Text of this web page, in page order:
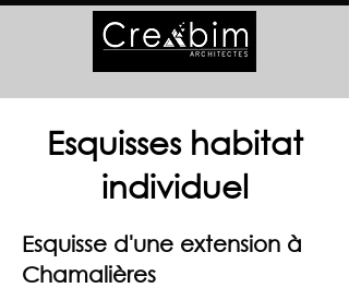
Esquisses habitat
individuel
Esquisse d'une extension à
Chamalières